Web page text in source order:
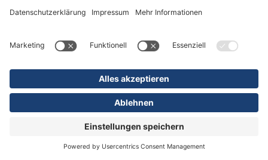
16.07.2026 Kliniken Orthopädie